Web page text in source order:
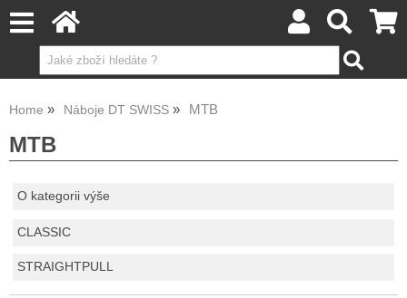
Home Náboje DT SWISS MTB
MTB
O kategorii výše
CLASSIC
STRAIGHTPULL